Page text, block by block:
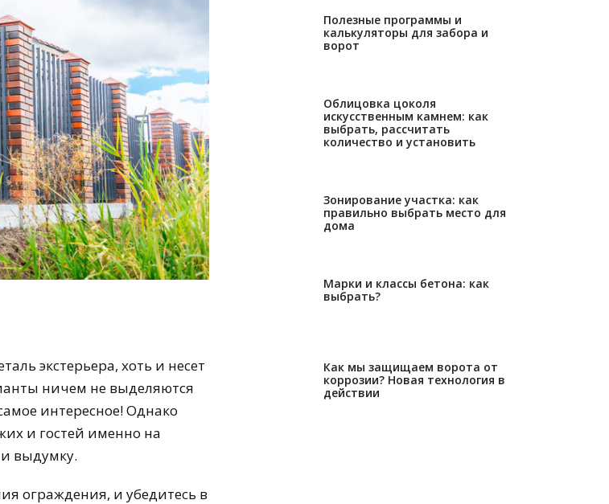
экстерьера, хоть и несет
ничем не выделяются
интересное! Однако
и гостей именно на
выдумку.
ограждения, и убедитесь в
Полезные программы и
калькуляторы для забора и
ворот
Облицовка цоколя
искусственным камнем: как
выбрать, рассчитать
количество и установить
Зонирование участка: как
правильно выбрать место для
дома
Марки и классы бетона: как
выбрать?
Как мы защищаем ворота от
коррозии? Новая технология в
действии